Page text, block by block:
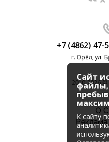
+7 (4862) 47-
г. Орёл, ул.
2010-2026
О
Реклама
Сайт
файлы,
К cайту